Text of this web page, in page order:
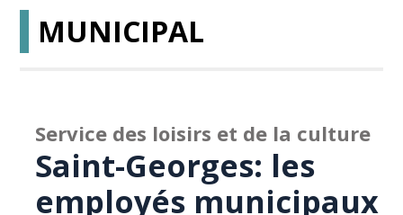
MUNICIPAL
Service des loisirs et de la culture
Saint-Georges: les
employés municipaux